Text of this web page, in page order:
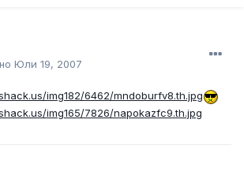
Юли 19, 2007
img182/6462/mndoburfv8.th.jpg
img165/7826/napokazfc9.th.jpg